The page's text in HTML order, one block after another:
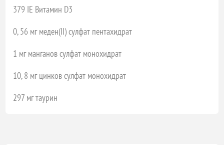
379 IE Витамин D3
0, 56 мг меден(II) сулфат пентахидрат
1 мг манганов сулфат монохидрат
10, 8 мг цинков сулфат монохидрат
297 мг таурин